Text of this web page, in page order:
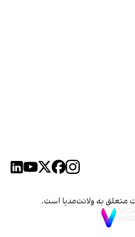
متعلق به ولانت‌مدیا است.